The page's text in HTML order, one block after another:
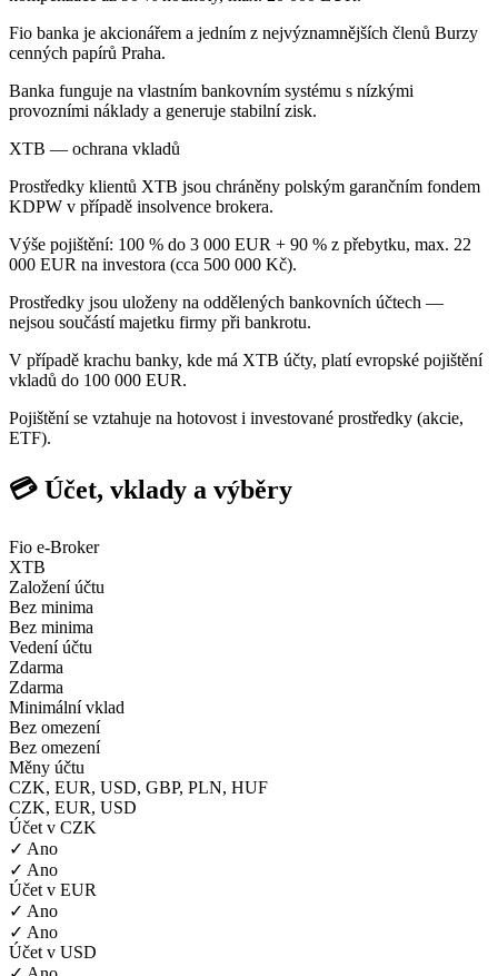
Fio banka je akcionářem a jedním z nejvýznamnějších členů Burzy
cenných papírů Praha.
Banka funguje na vlastním bankovním systému s nízkými
provozními náklady a generuje stabilní zisk.
XTB — ochrana vkladů
Prostředky klientů XTB jsou chráněny polským garančním fondem
KDPW v případě insolvence brokera.
Výše pojištění: 100 % do 3 000 EUR + 90 % z přebytku, max. 22
000 EUR na investora (cca 500 000 Kč).
Prostředky jsou uloženy na oddělených bankovních účtech —
nejsou součástí majetku firmy při bankrotu.
V případě krachu banky, kde má XTB účty, platí evropské pojištění
vkladů do 100 000 EUR.
Pojištění se vztahuje na hotovost i investované prostředky (akcie,
ETF).
💳 Účet, vklady a výběry
Fio e-Broker
XTB
Založení účtu
Bez minima
Bez minima
Vedení účtu
Zdarma
Zdarma
Minimální vklad
Bez omezení
Bez omezení
Měny účtu
CZK, EUR, USD, GBP, PLN, HUF
CZK, EUR, USD
Účet v CZK
✓ Ano
✓ Ano
Účet v EUR
✓ Ano
✓ Ano
Účet v USD